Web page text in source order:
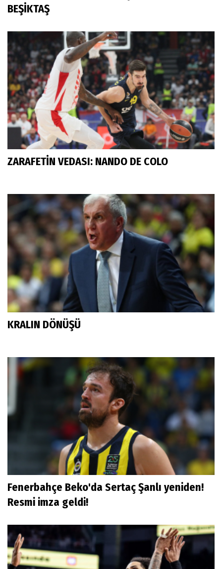
BEŞİKTAŞ
ZARAFETİN VEDASI: NANDO DE COLO
KRALIN DÖNÜŞÜ
Fenerbahçe Beko'da Sertaç Şanlı yeniden!
Resmi imza geldi!